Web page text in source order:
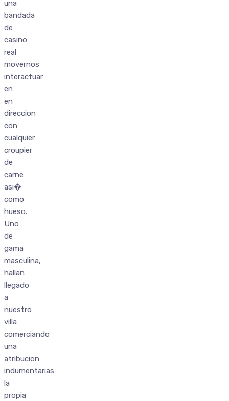
una
bandada
de
casino
real
movernos
interactuar
en
en
direccion
con
cualquier
croupier
de
carne
asi�
como
hueso.
Uno
de
gama
masculina,
hallan
llegado
a
nuestro
villa
comerciando
una
atribucion
indumentarias
la
propia